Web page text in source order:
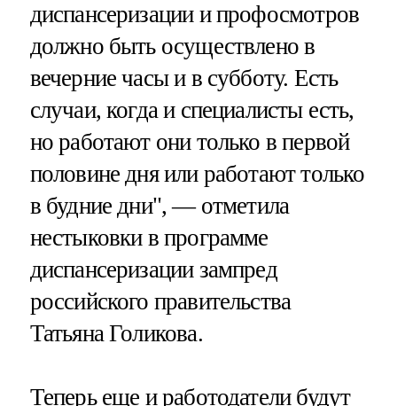
диспансеризации и профосмотров
должно быть осуществлено в
вечерние часы и в субботу. Есть
случаи, когда и специалисты есть,
но работают они только в первой
половине дня или работают только
в будние дни", — отметила
нестыковки в программе
диспансеризации зампред
российского правительства
Татьяна Голикова.
Теперь еще и работодатели будут